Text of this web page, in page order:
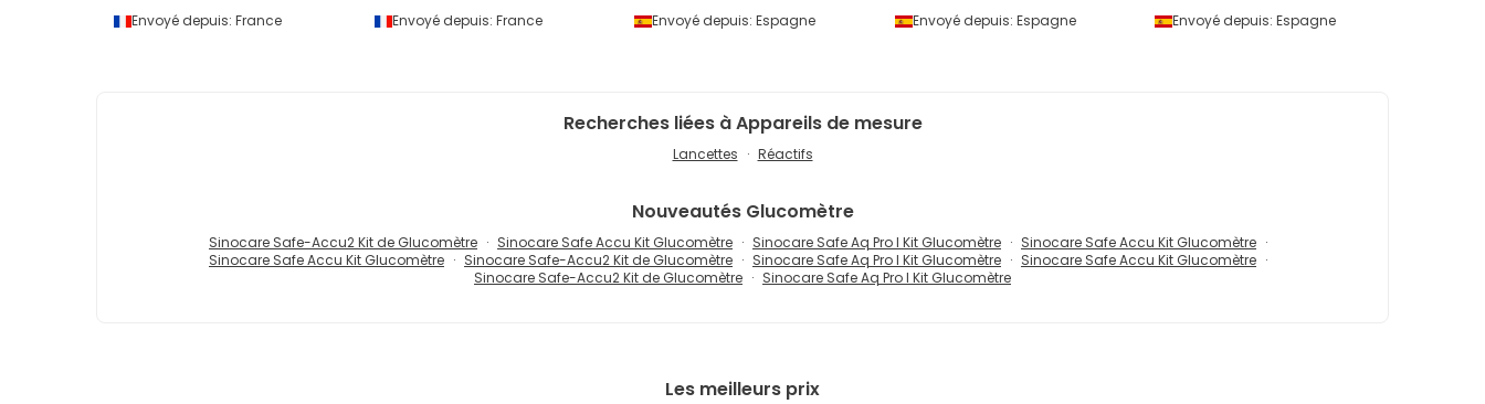
Envoyé depuis: France Envoyé depuis: France Envoyé depuis: Espagne Envoyé depuis: Espagne Envoyé depuis: Espagne
Recherches liées à Appareils de mesure
Lancettes Réactifs
Nouveautés Glucomètre
Sinocare Safe-Accu2 Kit de Glucomètre Sinocare Safe Accu Kit Glucomètre Sinocare Safe Aq Pro I Kit Glucomètre
Sinocare Safe Accu Kit Glucomètre
Sinocare Safe Accu Kit Glucomètre
Sinocare Safe-Accu2 Kit de Glucomètre Sinocare Safe Aq Pro I Kit Glucomètre
Sinocare Safe Accu Kit Glucomètre
Sinocare Safe-Accu2 Kit de Glucomètre
Sinocare Safe Aq Pro I Kit Glucomètre
Les meilleurs prix